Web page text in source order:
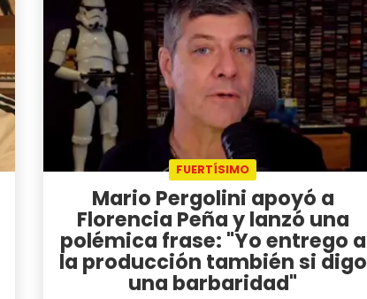
FUERTÍSIMO
Mario Pergolini apoyó a
Florencia Peña y lanzó una
polémica frase: "Yo entrego a
la producción también si digo
una barbaridad"